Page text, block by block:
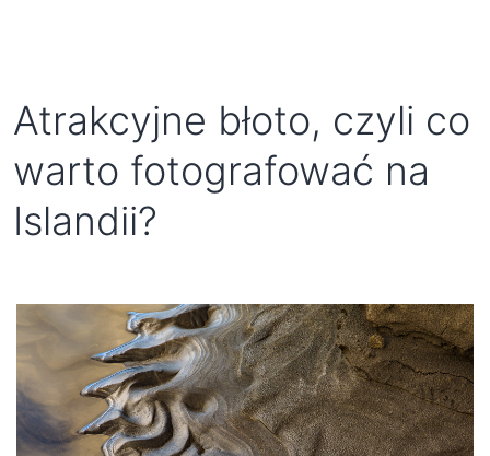
Atrakcyjne błoto, czyli co
warto fotografować na
Islandii?